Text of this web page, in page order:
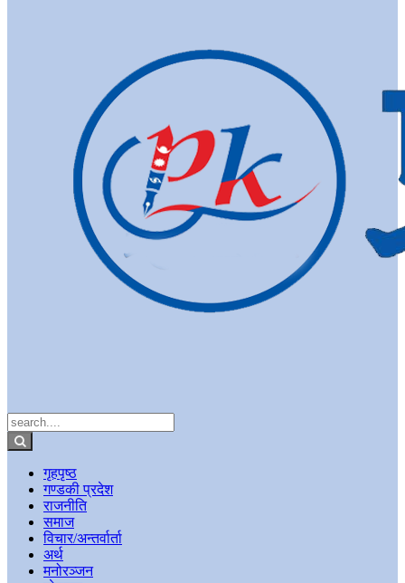
गृहपृष्ठ
गण्डकी प्रदेश
राजनीति
समाज
विचार/अन्तर्वार्ता
अर्थ
मनोरञ्जन